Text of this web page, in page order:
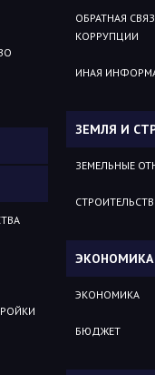
ОБРАТНАЯ
КОРРУПЦИИ
ИНАЯ
ЗЕМЛЯ И
ЗЕМЕЛЬНЫЕ
ЭКОНОМИКА
БЮДЖЕТ